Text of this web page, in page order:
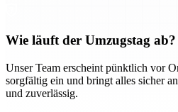
Wie läuft der Umzugstag ab?
Unser Team erscheint pünktlich vor
sorgfältig ein und bringt alles sicher
und zuverlässig.